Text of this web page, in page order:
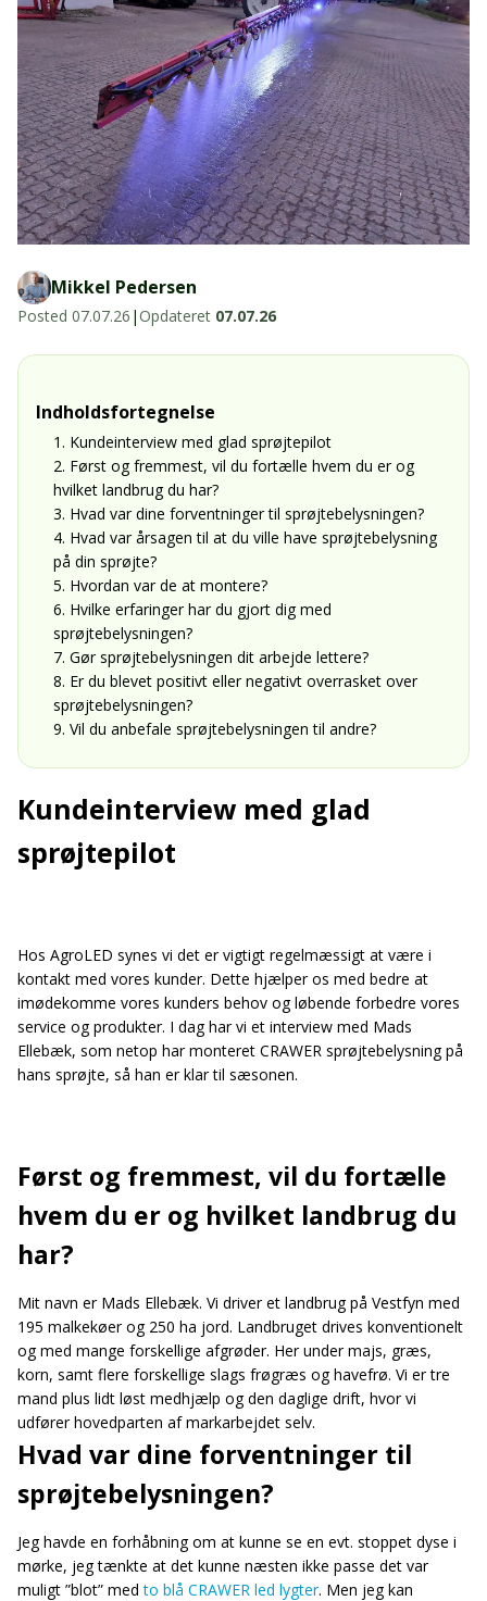
Stik, kabelbindere og relæer til traktor
og landbrug
Agroled Blog
FAQs – Ofte stillede spørgsmål
Om os
Kontakt-old
72177776
info@agroled.dk
LED-armaturer og LED-værkstedslys
Stik, kabelbindere og relæer til traktor og
landbrug
Se alt
Mikkel Pedersen
Posted 07.07.26 |Opdateret 07.07.26
Indholdsfortegnelse
1. Kundeinterview med glad sprøjtepilot
2. Først og fremmest, vil du fortælle hvem du er og
hvilket landbrug du har?
3. Hvad var dine forventninger til sprøjtebelysningen?
4. Hvad var årsagen til at du ville have sprøjtebelysning
på din sprøjte?
5. Hvordan var de at montere?
6. Hvilke erfaringer har du gjort dig med
sprøjtebelysningen?
7. Gør sprøjtebelysningen dit arbejde lettere?
8. Er du blevet positivt eller negativt overrasket over
sprøjtebelysningen?
9. Vil du anbefale sprøjtebelysningen til andre?
Kundeinterview med glad
sprøjtepilot
Hos AgroLED synes vi det er vigtigt regelmæssigt at være i
kontakt med vores kunder. Dette hjælper os med bedre at
imødekomme vores kunders behov og løbende forbedre vores
service og produkter. I dag har vi et interview med Mads
Ellebæk, som netop har monteret CRAWER sprøjtebelysning på
hans sprøjte, så han er klar til sæsonen.
Først og fremmest, vil du fortælle
hvem du er og hvilket landbrug du
har?
Mit navn er Mads Ellebæk. Vi driver et landbrug på Vestfyn med
195 malkekøer og 250 ha jord. Landbruget drives konventionelt
og med mange forskellige afgrøder. Her under majs, græs,
korn, samt flere forskellige slags frøgræs og havefrø. Vi er tre
mand plus lidt løst medhjælp og den daglige drift, hvor vi
udfører hovedparten af markarbejdet selv.
Hvad var dine forventninger til
sprøjtebelysningen?
Jeg havde en forhåbning om at kunne se en evt. stoppet dyse i
mørke, jeg tænkte at det kunne næsten ikke passe det var
muligt ”blot” medto blå CRAWER led lygter. Men jeg kan